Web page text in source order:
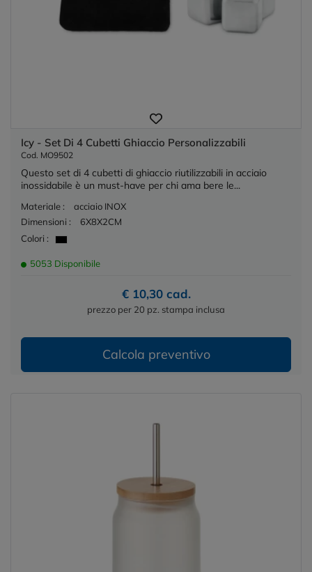
Icy - Set Di 4 Cubetti Ghiaccio Personalizzabili
Cod. MO9502
Questo set di 4 cubetti di ghiaccio riutilizzabili in acciaio
inossidabile è un must-have per chi ama bere le...
Materiale :
acciaio INOX
Dimensioni :
6X8X2CM
Colori :
5053 Disponibile
€ 10,30 cad.
prezzo per 20 pz. stampa inclusa
Calcola preventivo